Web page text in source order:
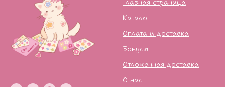
Главная страница
Каталог
Оплата и доставка
Бонусы
Отложенная доставка
О нас